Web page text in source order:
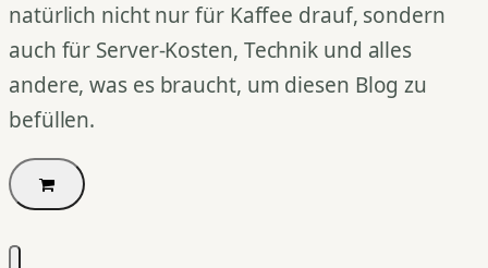
natürlich nicht nur für Kaffee drauf, sondern
auch für Server-Kosten, Technik und alles
andere, was es braucht, um diesen Blog zu
befüllen.